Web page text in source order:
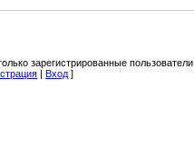
зарегистрированные пользователи.
|Вход ]